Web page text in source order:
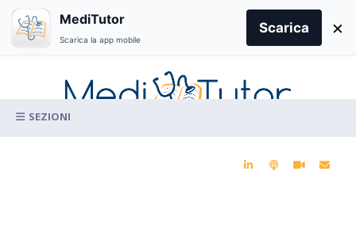
content
for:
MediTutor
Scarica la app mobile
Scarica ×